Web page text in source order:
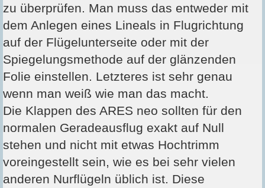
zu überprüfen. Man muss das entweder mit
dem Anlegen eines Lineals in Flugrichtung
auf der Flügelunterseite oder mit der
Spiegelungsmethode auf der glänzenden
Folie einstellen. Letzteres ist sehr genau
wenn man weiß wie man das macht.
Die Klappen des ARES neo sollten für den
normalen Geradeausflug exakt auf Null
stehen und nicht mit etwas Hochtrimm
voreingestellt sein, wie es bei sehr vielen
anderen Nurflügeln üblich ist. Diese